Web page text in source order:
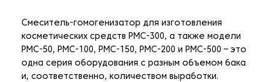
Смеситель-гомогенизатор для изготовления
косметических средств PMC-300, а также модели
PMC-50, PMC-100, PMC-150, PMC-200 и PMC-500 – это
одна серия оборудования с разным объемом бака
и, соответственно, количеством выработки.